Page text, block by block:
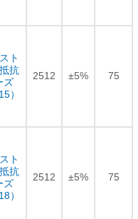
ト
抗
ズ
）
2512 ±5% 75
ト
抗
ズ
）
2512 ±5% 75